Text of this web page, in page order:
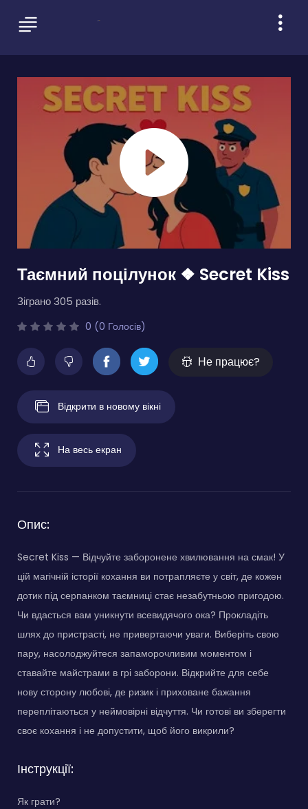
Таємний поцілунок ❖ Secret Kiss
Зіграно 305 разів.
0 (0 Голосів)
Не працює?
Відкрити в новому вікні
На весь екран
Опис:
Secret Kiss — Відчуйте заборонене хвилювання на смак! У
цій магічній історії кохання ви потрапляєте у світ, де кожен
дотик під серпанком таємниці стає незабутньою пригодою.
Чи вдасться вам уникнути всевидячого ока? Прокладіть
шлях до пристрасті, не привертаючи уваги. Виберіть свою
пару, насолоджуйтеся запаморочливим моментом і
ставайте майстрами в грі заборони. Відкрийте для себе
нову сторону любові, де ризик і приховане бажання
переплітаються у неймовірні відчуття. Чи готові ви зберегти
своє кохання і не допустити, щоб його викрили?
Інструкції:
Як грати?